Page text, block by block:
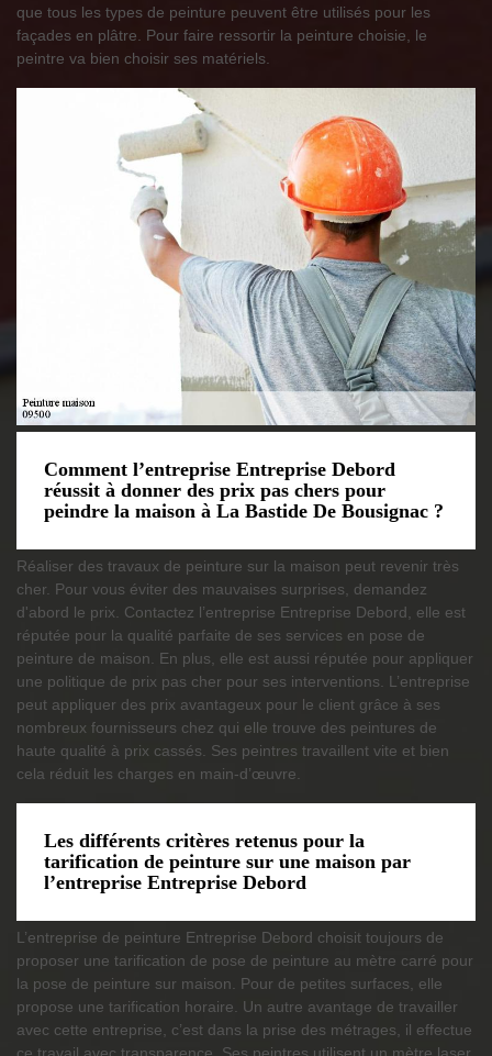
que tous les types de peinture peuvent être utilisés pour les
façades en plâtre. Pour faire ressortir la peinture choisie, le
peintre va bien choisir ses matériels.
Comment l’entreprise Entreprise Debord
réussit à donner des prix pas chers pour
peindre la maison à La Bastide De Bousignac ?
Réaliser des travaux de peinture sur la maison peut revenir très
cher. Pour vous éviter des mauvaises surprises, demandez
d'abord le prix. Contactez l’entreprise Entreprise Debord, elle est
réputée pour la qualité parfaite de ses services en pose de
peinture de maison. En plus, elle est aussi réputée pour appliquer
une politique de prix pas cher pour ses interventions. L’entreprise
peut appliquer des prix avantageux pour le client grâce à ses
nombreux fournisseurs chez qui elle trouve des peintures de
haute qualité à prix cassés. Ses peintres travaillent vite et bien
cela réduit les charges en main-d’œuvre.
Les différents critères retenus pour la
tarification de peinture sur une maison par
l’entreprise Entreprise Debord
L’entreprise de peinture Entreprise Debord choisit toujours de
proposer une tarification de pose de peinture au mètre carré pour
la pose de peinture sur maison. Pour de petites surfaces, elle
propose une tarification horaire. Un autre avantage de travailler
avec cette entreprise, c’est dans la prise des métrages, il effectue
ce travail avec transparence. Ses peintres utilisent un mètre laser